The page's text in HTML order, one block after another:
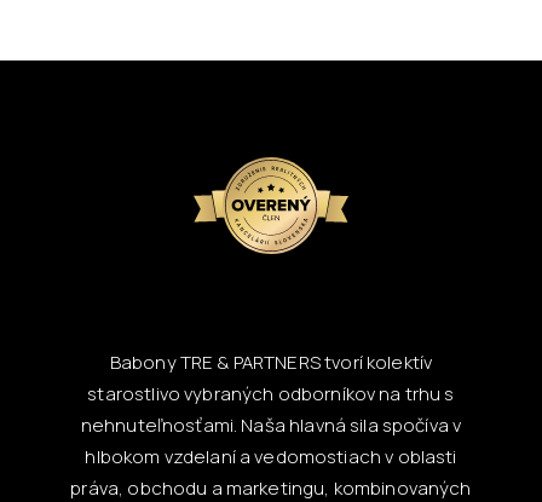
Babony TRE & PARTNERS tvorí kolektív
starostlivo vybraných odborníkov na trhu s
nehnuteľnosťami. Naša hlavná sila spočíva v
hlbokom vzdelaní a vedomostiach v oblasti
práva, obchodu a marketingu, kombinovaných